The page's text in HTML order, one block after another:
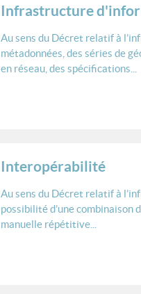
Infrastructure
Au sens du Décret relatif à
métadonnées, des séries de
en réseau, des spécifications...
Interopérabilité
Au sens du Décret relatif à
possibilité d’une combinaison
manuelle répétitive...